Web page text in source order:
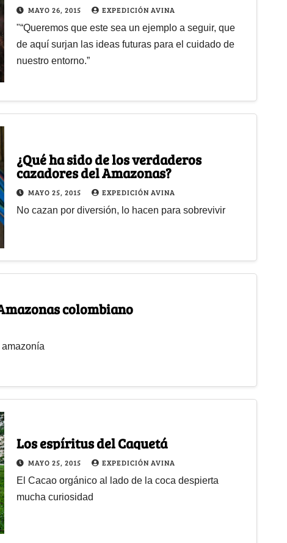
MAYO 26, 2015 EXPEDICIÓN AVINA
"“Queremos que este sea un ejemplo a seguir, que
de aquí surjan las ideas futuras para el cuidado de
nuestro entorno.”
¿Qué ha sido de los verdaderos
cazadores del Amazonas?
MAYO 25, 2015 EXPEDICIÓN AVINA
No cazan por diversión, lo hacen para sobrevivir
colombiano
Los espíritus del Caquetá
MAYO 25, 2015 EXPEDICIÓN AVINA
El Cacao orgánico al lado de la coca despierta
mucha curiosidad